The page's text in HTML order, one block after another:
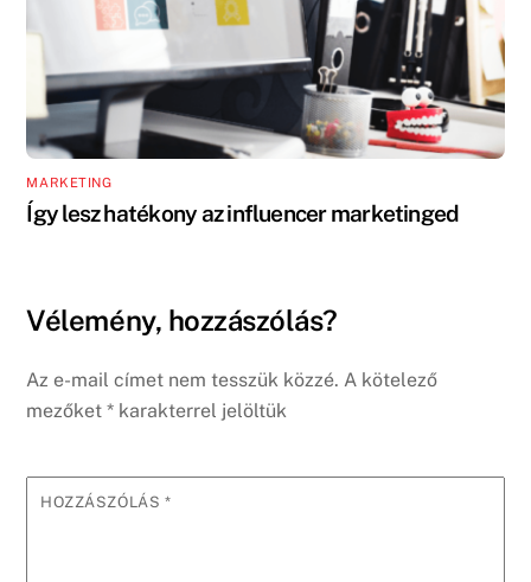
MARKETING
Így lesz hatékony az influencer marketinged
Vélemény, hozzászólás?
Az e-mail címet nem tesszük közzé. A kötelező
mezőket* karakterrel jelöltük
HOZZÁSZÓLÁS *